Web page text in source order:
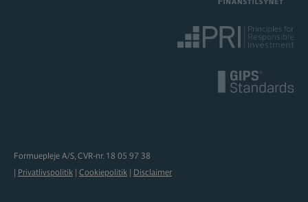
Formuepleje A/S, CVR-nr. 18 05 97 38
| Privatlivspolitik | Cookiepolitik | Disclaimer